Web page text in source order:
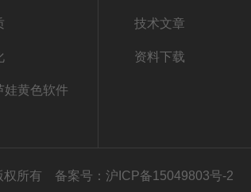
娃黄色软件
技术文章
资料下载
权所有 备案号：沪ICP备15049803号-2